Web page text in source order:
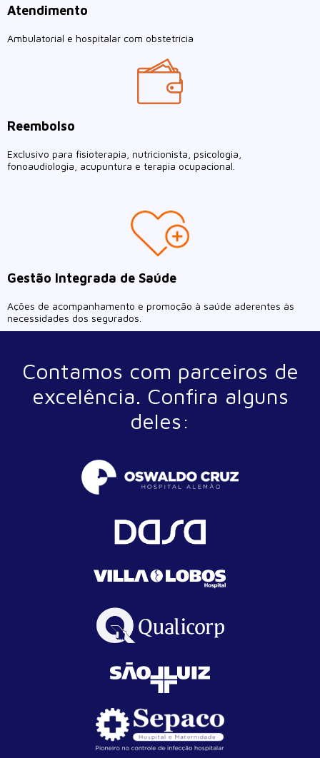
Atendimento
Ambulatorial e hospitalar com obstetrícia
Reembolso
Exclusivo para fisioterapia, nutricionista, psicologia,
fonoaudiologia, acupuntura e terapia ocupacional.
Gestão Integrada de Saúde
Ações de acompanhamento e promoção à saúde aderentes às
necessidades dos segurados.
Contamos com parceiros de
excelência. Confira alguns
deles: